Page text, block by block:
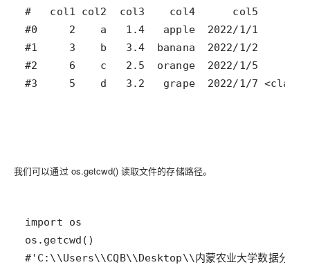
我们可以通过 os.getcwd() 读取文件的存储路径。